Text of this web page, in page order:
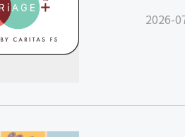
2026-